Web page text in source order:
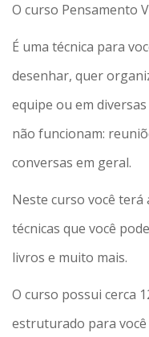
O curso Pensamento
É uma técnica para
desenhar, quer
equipe ou em
não funcionam:
conversas em geral.
Neste curso você terá
técnicas que você
livros e muito mais.
O curso possui cerca
estruturado para